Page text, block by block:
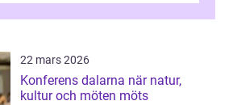
22 mars 2026
Konferens dalarna när natur,
kultur och möten möts